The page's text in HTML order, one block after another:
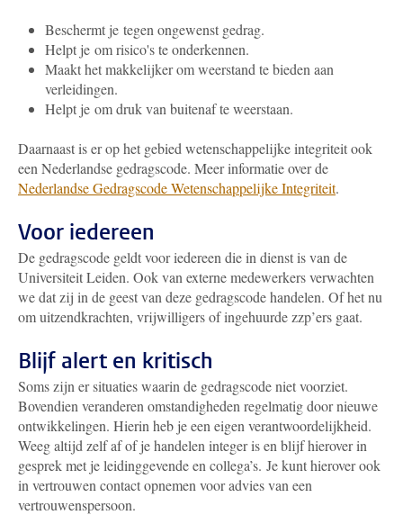
Beschermt je tegen ongewenst gedrag.
Helpt je om risico's te onderkennen.
Maakt het makkelijker om weerstand te bieden aan
verleidingen.
Helpt je om druk van buitenaf te weerstaan.
Daarnaast is er op het gebied wetenschappelijke integriteit ook
een Nederlandse gedragscode. Meer informatie over de
Nederlandse Gedragscode Wetenschappelijke Integriteit.
Voor iedereen
De gedragscode geldt voor iedereen die in dienst is van de
Universiteit Leiden. Ook van externe medewerkers verwachten
we dat zij in de geest van deze gedragscode handelen. Of het nu
om uitzendkrachten, vrijwilligers of ingehuurde zzp’ers gaat.
Blijf alert en kritisch
Soms zijn er situaties waarin de gedragscode niet voorziet.
Bovendien veranderen omstandigheden regelmatig door nieuwe
ontwikkelingen. Hierin heb je een eigen verantwoordelijkheid.
Weeg altijd zelf af of je handelen integer is en blijf hierover in
gesprek met je leidinggevende en collega’s. Je kunt hierover ook
in vertrouwen contact opnemen voor advies van een
vertrouwenspersoon.